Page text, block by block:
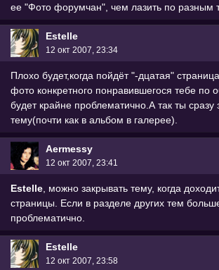
ее "Фото форумчан", чем лазить по разным
Estelle
12 окт 2007, 23:34
Плохо будет,когда пойдёт "-дцатая"
фото конкретного понравившегося тебе по
будет крайне проблематично.А так ты сразу
тему(почти как в альбом в галерее).
Aermessy
12 окт 2007, 23:41
Estelle , можно закрывать тему, когда
страницы. Если в разделе других тем
проблематично.
Estelle
12 окт 2007, 23:58